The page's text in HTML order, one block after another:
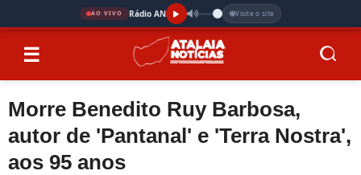
AO VIVO Rádio AN Visite o site
☰
Morre Benedito Ruy Barbosa,
autor de 'Pantanal' e 'Terra Nostra',
aos 95 anos